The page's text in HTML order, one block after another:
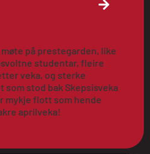
på prestegarden, like
studentar, fleire
veka, og sterke
stod bak Skepsisveka
mykje flott som hende
aprilveka!